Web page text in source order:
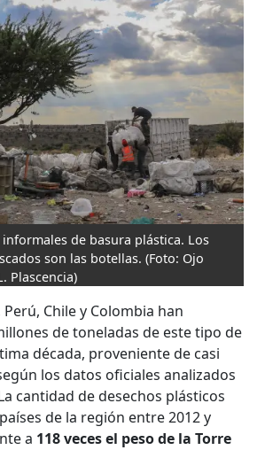
de basura plástica. Los
son las botellas. (Foto: Ojo
Plascencia)
Perú, Chile y Colombia han
de toneladas de este tipo de
década, proveniente de casi
los datos oficiales analizados
cantidad de desechos plásticos
de la región entre 2012 y
a 118 veces el peso de la Torre